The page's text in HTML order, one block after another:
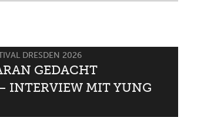
DRESDEN 2026
GEDACHT
INTERVIEW MIT YUNG